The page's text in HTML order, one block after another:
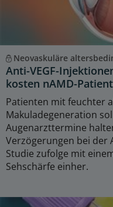
Neovaskuläre
Anti-VEGF-
kosten nAMD-
Patienten mit feuchter
Makuladegeneration
Augenarzttermine
Verzögerungen bei der
Studie zufolge mit
Sehschärfe einher.